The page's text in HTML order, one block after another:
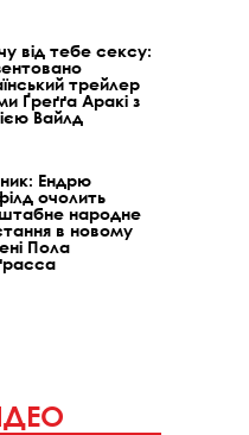
від тебе сексу:
трейлер
Ґреґґа Аракі з
Вайлд
Ендрю
очолить
народне
в новому
Пола